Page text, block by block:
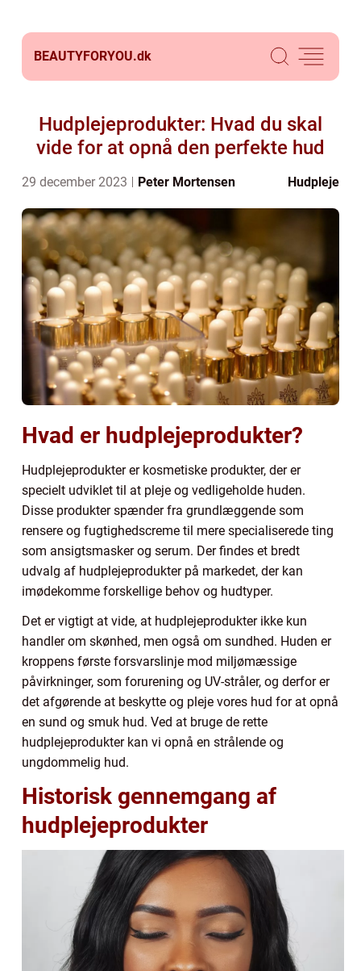
BEAUTYFORYOU.dk
Hudplejeprodukter: Hvad du skal
vide for at opnå den perfekte hud
29 december 2023 Peter Mortensen Hudpleje
Hvad er hudplejeprodukter?
Hudplejeprodukter er kosmetiske produkter, der er
specielt udviklet til at pleje og vedligeholde huden.
Disse produkter spænder fra grundlæggende som
rensere og fugtighedscreme til mere specialiserede ting
som ansigtsmasker og serum. Der findes et bredt
udvalg af hudplejeprodukter på markedet, der kan
imødekomme forskellige behov og hudtyper.
Det er vigtigt at vide, at hudplejeprodukter ikke kun
handler om skønhed, men også om sundhed. Huden er
kroppens første forsvarslinje mod miljømæssige
påvirkninger, som forurening og UV-stråler, og derfor er
det afgørende at beskytte og pleje vores hud for at opnå
en sund og smuk hud. Ved at bruge de rette
hudplejeprodukter kan vi opnå en strålende og
ungdommelig hud.
Historisk gennemgang af
hudplejeprodukter